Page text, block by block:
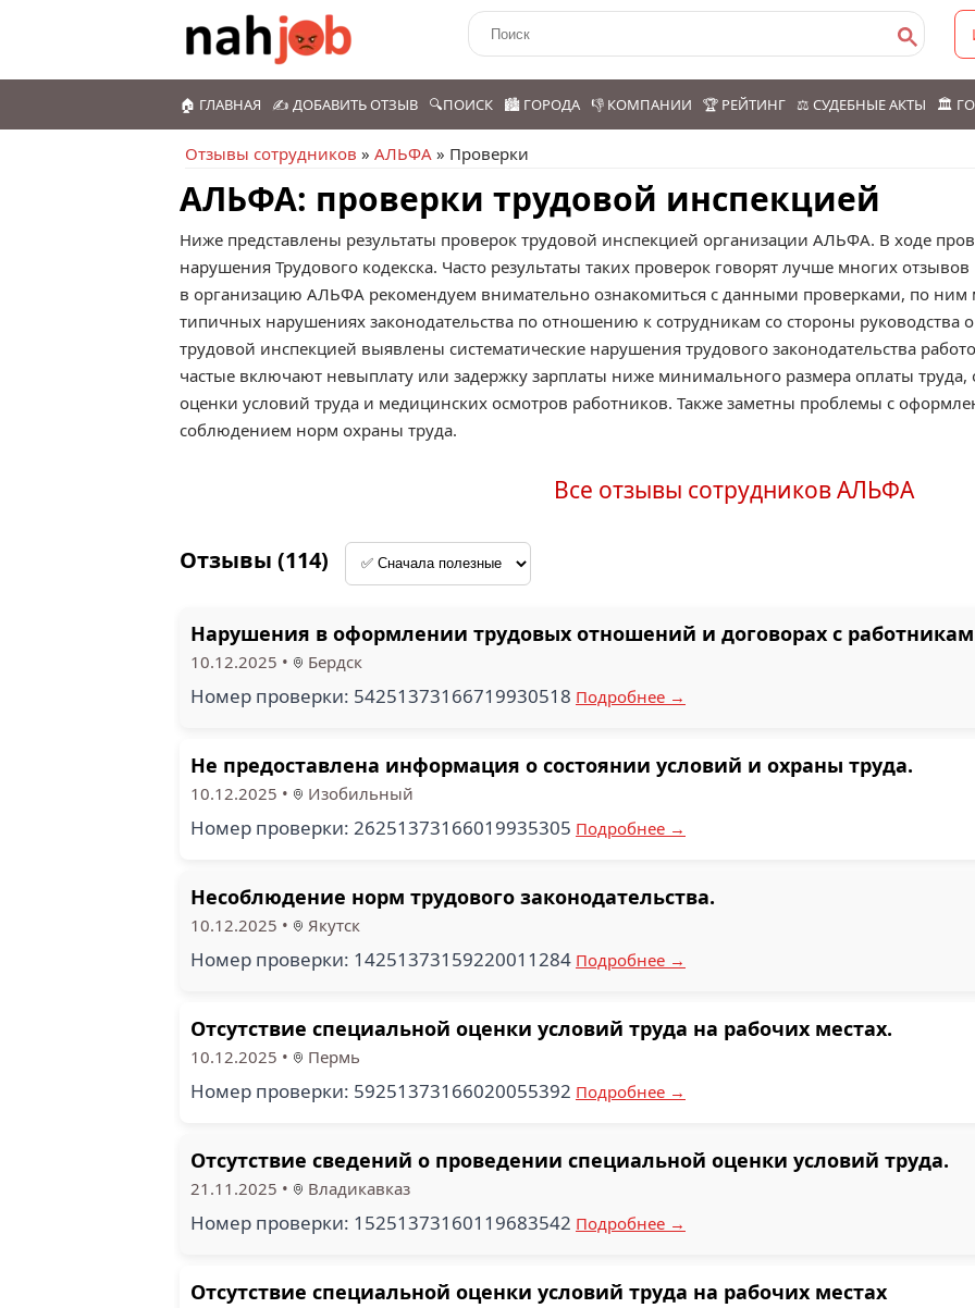
🏠 ГЛАВНАЯ ✍️ ДОБАВИТЬ ОТЗЫВ 🔍ПОИСК 🏙️ ГОРОДА 👎 КОМПАНИИ 🏆 РЕЙТИНГ ⚖️ СУДЕБНЫЕ АКТЫ 🏛️
Отзывы сотрудников » АЛЬФА » Проверки
АЛЬФА: проверки трудовой инспекцией
Ниже представлены результаты проверок трудовой инспекцией организации АЛЬФА. В ходе
нарушения Трудового кодекска. Часто результаты таких проверок говорят лучше многих
в организацию АЛЬФА рекомендуем внимательно ознакомиться с данными проверками, по ним
типичных нарушениях законодательства по отношению к сотрудникам со стороны руководства
трудовой инспекцией выявлены систематические нарушения трудового законодательства
частые включают невыплату или задержку зарплаты ниже минимального размера оплаты труда,
оценки условий труда и медицинских осмотров работников. Также заметны проблемы с
соблюдением норм охраны труда.
Все отзывы сотрудников АЛЬФА
Отзывы (114)
Нарушения в оформлении трудовых отношений и договорах с
10.12.2025 • Бердск
Номер проверки: 54251373166719930518 Подробнее →
Не предоставлена информация о состоянии условий и охраны труда.
10.12.2025 • Изобильный
Номер проверки: 26251373166019935305 Подробнее →
Несоблюдение норм трудового законодательства.
10.12.2025 • Якутск
Номер проверки: 14251373159220011284 Подробнее →
Отсутствие специальной оценки условий труда на рабочих местах.
10.12.2025 • Пермь
Номер проверки: 59251373166020055392 Подробнее →
Отсутствие сведений о проведении специальной оценки условий труда.
21.11.2025 • Владикавказ
Номер проверки: 15251373160119683542 Подробнее →
Отсутствие специальной оценки условий труда на рабочих местах